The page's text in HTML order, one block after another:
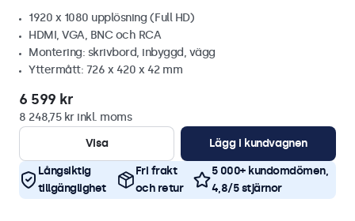
1920 x 1080 upplösning (Full HD)
HDMI, VGA, BNC och RCA
Montering: skrivbord, inbyggd, vägg
Yttermått: 726 x 420 x 42 mm
6 599 kr
8 248,75 kr inkl. moms
Visa
Lägg i kundvagnen
Långsiktig
tillgänglighet
Fri frakt
och retur
5 000+ kundomdömen,
4,8/5 stjärnor